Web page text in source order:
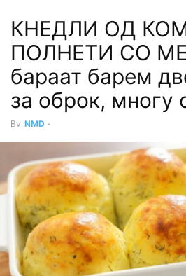
КНЕДЛИ ОД
ПОЛНЕТИ СО
бараат барем
за оброк, многу
By NMD -